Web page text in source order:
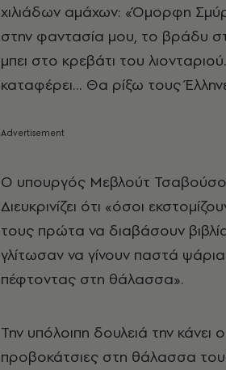
χιλιάδων αμάχων: «Όμορφη
στην φαντασία μου, το βράδυ
μπει στο κρεβάτι του
καταφέρει… Θα ρίξω τους
Ο υπουργός Μεβλούτ
Διευκρινίζει ότι «όσοι
τους πρώτα να διαβάσουν
γλίτωσαν να γίνουν παστά
πέφτοντας στη θάλασσα».
Την υπόλοιπη δουλειά την
προβοκάτσιες στη θάλασσα